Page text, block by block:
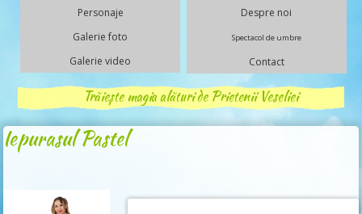
Personaje
Galerie foto
Galerie video
Despre noi
Spectacol de umbre
Contact
Trăiește magia alături de Prietenii Veseliei
Iepurasul Pastel